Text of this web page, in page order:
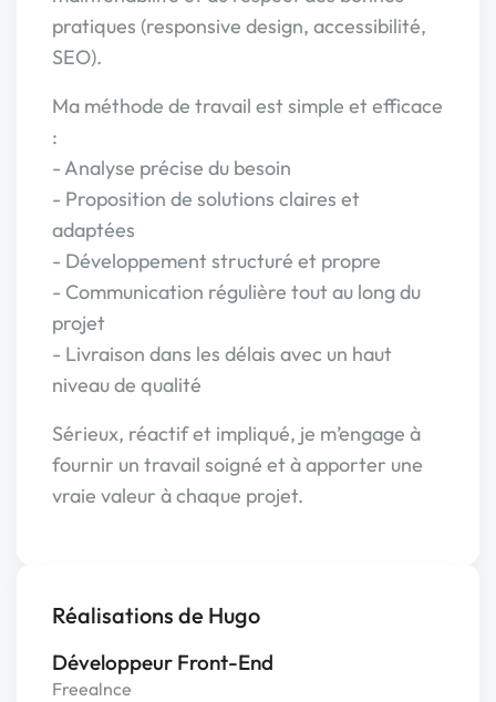
pratiques (responsive design, accessibilité,
SEO).
Ma méthode de travail est simple et efficace
:
- Analyse précise du besoin
- Proposition de solutions claires et
adaptées
- Développement structuré et propre
- Communication régulière tout au long du
projet
- Livraison dans les délais avec un haut
niveau de qualité
Sérieux, réactif et impliqué, je m’engage à
fournir un travail soigné et à apporter une
vraie valeur à chaque projet.
Réalisations de Hugo
Développeur Front-End
Freealnce